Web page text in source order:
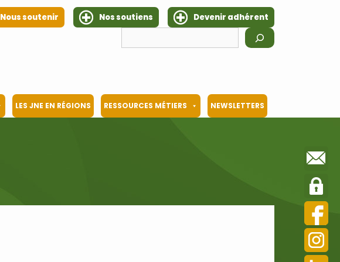
Nous soutenir Nos soutiens
Devenir adhérent
LES JNE EN RÉGIONS RESSOURCES MÉTIERS NEWSLETTERS